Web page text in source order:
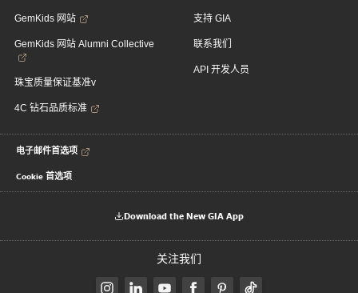
GemKids 网站
GemKids 网站 Alumni Collective
珠宝质量保证基准v
4C 钻石品质标准
支持 GIA
联系我们
API 开发人员
电子邮件首选项
Cookie 首选项
Download the New GIA App
关注我们